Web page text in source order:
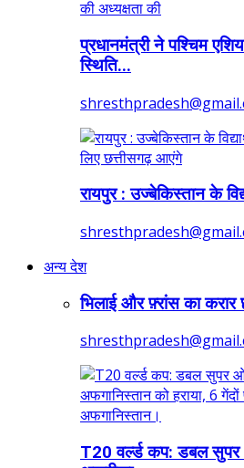
प्रधानमंत्री ने पश्चिम
स्थिति...
रायपुर : उज्बेकिस्तान के
अन्य देश
भिलाई और फ़्रांस का करार
T20 वर्ल्ड कप: डबल